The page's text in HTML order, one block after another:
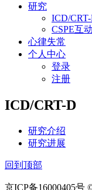
研究
ICD/
CSPE互
心律失常
个人中心
登录
注册
ICD/CRT-D
研究介绍
研究进展
回到顶部
京ICP备16000405号